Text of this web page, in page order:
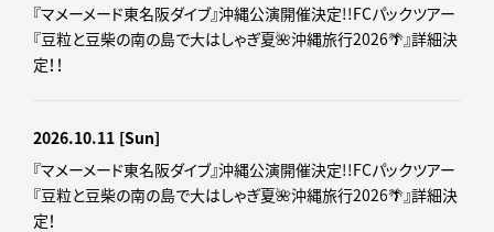
『マメーメード東名阪ダイブ』沖縄公演開催決定!!FCパックツアー
『豆粒と豆柴の南の島で大はしゃぎ夏🌺沖縄旅行2026🌴』詳細決
定！！
2026.10.11 [Sun]
『マメーメード東名阪ダイブ』沖縄公演開催決定!!FCパックツアー
『豆粒と豆柴の南の島で大はしゃぎ夏🌺沖縄旅行2026🌴』詳細決
定！